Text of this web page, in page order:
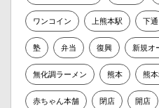
ワンコイン 上熊本駅 下通
塾 弁当 復興 新規オ
無化調ラーメン 熊本 熊
赤ちゃん本舗 閉店 開店